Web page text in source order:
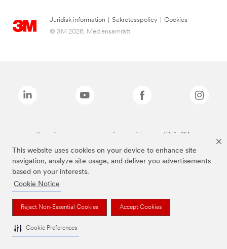
This website uses cookies on your device to enhance site
navigation, analyze site usage, and deliver you advertisements
based on your interests.
Cookie Notice
Reject Non-Essential Cookies Accept Cookies
Cookie Preferences
Juridisk information Sekretesspolicy
Cookies
© 3M 2026. Med ensamrätt.
Varumärken som anges ovan är varumärken som tillhör 3M.